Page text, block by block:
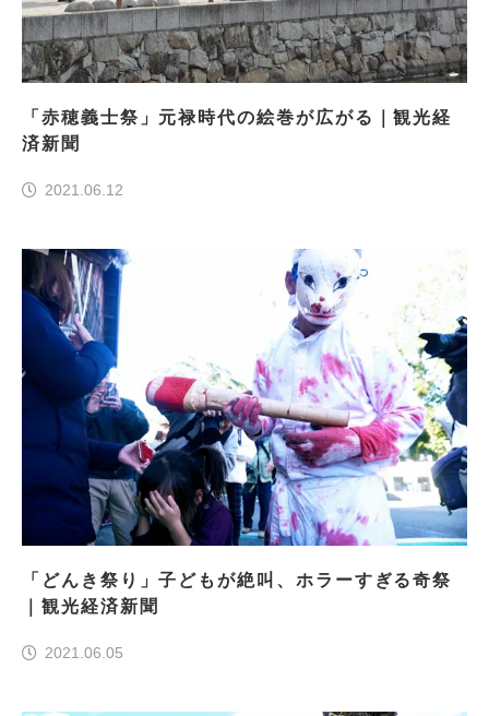
「赤穂義士祭」元禄時代の絵巻が広がる｜観光経
済新聞
2021.06.12
「どんき祭り」子どもが絶叫、ホラーすぎる奇祭
｜観光経済新聞
2021.06.05